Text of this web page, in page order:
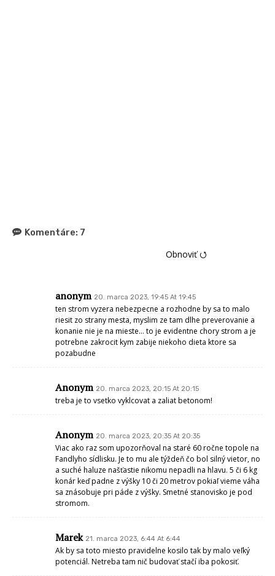
Komentáre: 7
Obnoviť ⭯
anonym 20. marca 2023, 19:45 At 19:45
ten strom vyzera nebezpecne a rozhodne by sa to malo
riesit zo strany mesta, myslim ze tam dlhe preverovanie a
konanie nie je na mieste… to je evidentne chory strom a je
potrebne zakrocit kym zabije niekoho dieta ktore sa
pozabudne
Anonym 20. marca 2023, 20:15 At 20:15
treba je to vsetko vyklcovat a zaliat betonom!
Anonym 20. marca 2023, 20:35 At 20:35
Viac ako raz som upozorňoval na staré 60 ročne topole na
Fandlyho sídlisku. Je to mu ale týždeň čo bol silný vietor, no
a suché haluze našťastie nikomu nepadli na hlavu. 5 či 6 kg
konár keď padne z výšky 10 či 20 metrov pokiaľ vieme váha
sa znásobuje pri páde z výšky. Smetné stanovisko je pod
stromom.
Marek 21. marca 2023, 6:44 At 6:44
Ak by sa toto miesto pravidelne kosilo tak by malo veľký
potenciál. Netreba tam nič budovať stačí iba pokosiť.